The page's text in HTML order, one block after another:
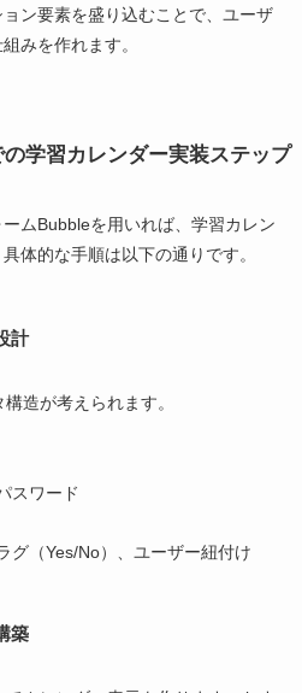
ン要素を盛り込むことで、ユーザ
みを作れます。
学習カレンダー実装ステップ
ムBubbleを用いれば、学習カレン
体的な手順は以下の通りです。
計
造が考えられます。
スワード
グ（Yes/No）、ユーザー紐付け
築